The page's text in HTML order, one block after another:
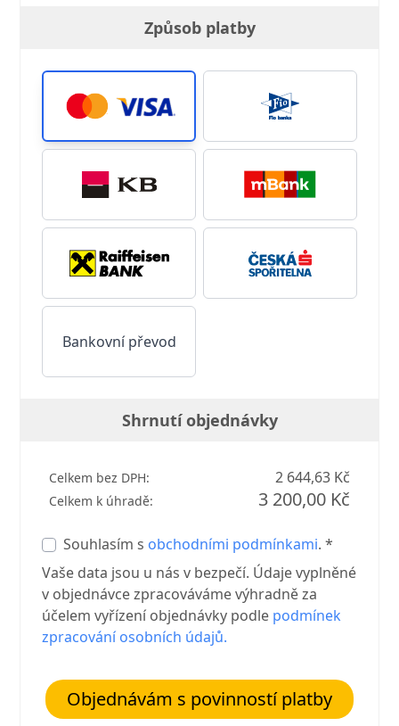
Způsob platby
Bankovní převod
Shrnutí objednávky
Celkem bez DPH: 2 644,63 Kč
Celkem k úhradě: 3 200,00 Kč
Souhlasím s obchodními podmínkami. *
Vaše data jsou u nás v bezpečí. Údaje vyplněné
v objednávce zpracováváme výhradně za
účelem vyřízení objednávky podle podmínek
zpracování osobních údajů.
Objednávám s povinností platby